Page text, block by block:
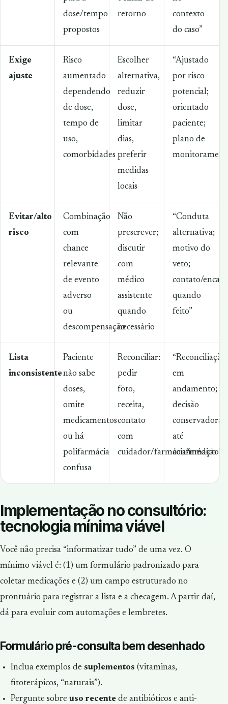
dose/tempo
propostos
retorno
contexto
do caso”
Exige
ajuste
Risco
aumentado
dependendo
de dose,
tempo de
uso,
comorbidades
Escolher
alternativa,
reduzir
dose,
limitar
dias,
preferir
medidas
locais
“Ajustado
por risco
potencial;
orientado
paciente;
plano de
Evitar/alto
risco
Combinação
com
chance
relevante
de evento
adverso
ou
descompensação
Não
prescrever;
discutir
com
médico
assistente
quando
necessário
“Conduta
alternativa;
motivo do
veto;
contato/
quando
feito”
Lista
inconsistente
Paciente
não sabe
doses,
omite
medicamentos
ou há
polifarmácia
confusa
Reconciliar:
pedir
foto,
receita,
contato
com
cuidador/farmácia/médico
“Reconciliação
em
andamento;
decisão
conservadora
até
confirmação”
Implementação no consultório:
tecnologia mínima viável
Você não precisa “informatizar tudo” de uma vez. O
mínimo viável é: (1) um formulário padronizado para
coletar medicações e (2) um campo estruturado no
prontuário para registrar a lista e a checagem. A partir daí,
dá para evoluir com automações e lembretes.
Formulário pré-consulta bem desenhado
Inclua exemplos de suplementos (vitaminas,
fitoterápicos, “naturais”).
Pergunte sobre uso recentede antibióticos e anti-